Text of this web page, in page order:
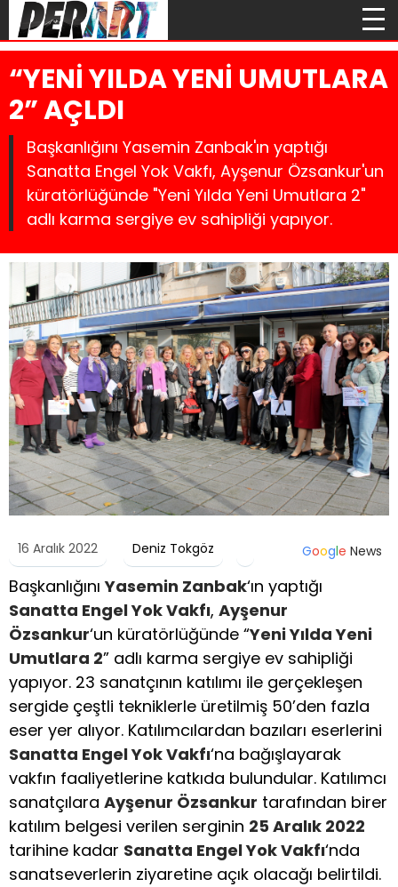
“YENİ YILDA YENİ UMUTLARA
2” AÇLDI
Başkanlığını Yasemin Zanbak'ın yaptığı
Sanatta Engel Yok Vakfı, Ayşenur Özsankur'un
küratörlüğünde "Yeni Yılda Yeni Umutlara 2"
adlı karma sergiye ev sahipliği yapıyor.
16 Aralık 2022 Deniz Tokgöz Google News
BaşkanlığınıYasemin Zanbak‘ın yaptığı
Sanatta Engel Yok Vakfı, Ayşenur
Özsankur‘un küratörlüğünde “Yeni Yılda Yeni
Umutlara 2” adlı karma sergiye ev sahipliği
yapıyor. 23 sanatçının katılımı ile gerçekleşen
sergide çeştli tekniklerle üretilmiş 50’den fazla
eser yer alıyor. Katılımcılardan bazıları eserlerini
Sanatta Engel Yok Vakfı‘na bağışlayarak
vakfın faaliyetlerine katkıda bulundular. Katılımcı
sanatçılara Ayşenur Özsankur tarafından birer
katılım belgesi verilen serginin 25 Aralık 2022
tarihine kadar Sanatta Engel Yok Vakfı‘nda
sanatseverlerin ziyaretine açık olacağı belirtildi.